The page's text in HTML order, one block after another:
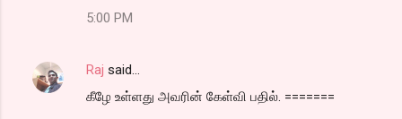
5:00 PM
Raj said…
கீழே உள்ளது அவரின் கேள்வி பதில். =======